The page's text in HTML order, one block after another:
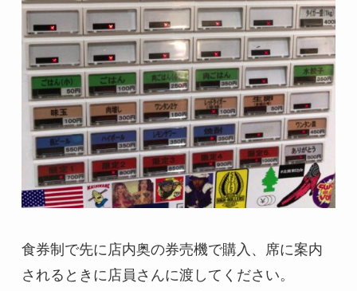
食券制で先に店内奥の券売機で購入、席に案内
されるときに店員さんに渡してください。